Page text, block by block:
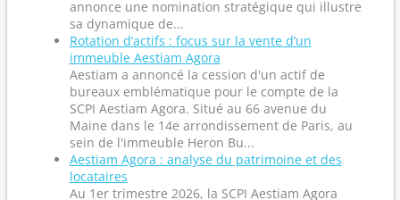
annonce une nomination stratégique qui illustre
sa dynamique de...
Rotation d’actifs : focus sur la vente d’un
immeuble Aestiam Agora
Aestiam a annoncé la cession d'un actif de
bureaux emblématique pour le compte de la
SCPI Aestiam Agora. Situé au 66 avenue du
Maine dans le 14e arrondissement de Paris, au
sein de l'immeuble Heron Bu...
Aestiam Agora : analyse du patrimoine et des
locataires
Au 1er trimestre 2026, la SCPI Aestiam Agora